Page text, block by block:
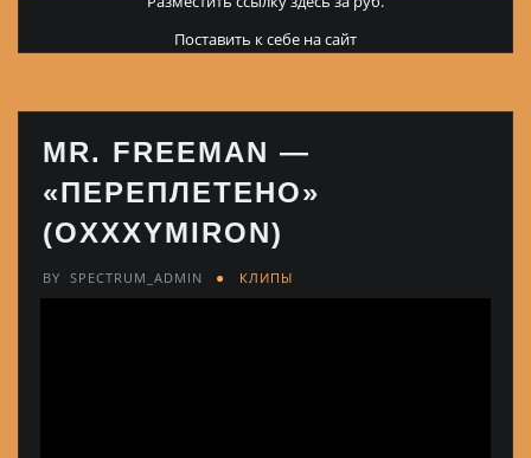
Поставить к себе на сайт
MR. FREEMAN —
«ПЕРЕПЛЕТЕНО»
(OXXXYMIRON)
BY SPECTRUM_ADMIN КЛИПЫ